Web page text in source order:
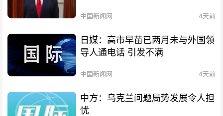
中国新闻网 4天前
日媒：高市早苗已两月未与外国领
导人通电话 引发不满
中国新闻网 4天前
中方：乌克兰问题局势发展令人担
忧